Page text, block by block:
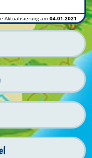
Aktualisierung am 04.01.2021